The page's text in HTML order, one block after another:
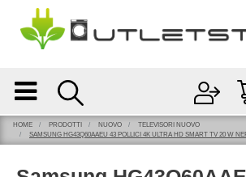
Open menu
HOME PRODOTTI NUOVO
TELEVISORI NUOVO
SAMSUNG HG43Q60AAEU 43 POLLICI 4K ULTRA HD SMART TV 20 W